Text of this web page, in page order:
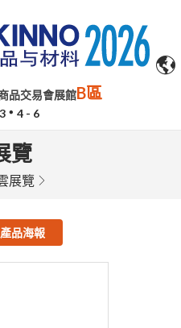
品交易會展館B區
3 4 - 6
覽
展覽
品海報